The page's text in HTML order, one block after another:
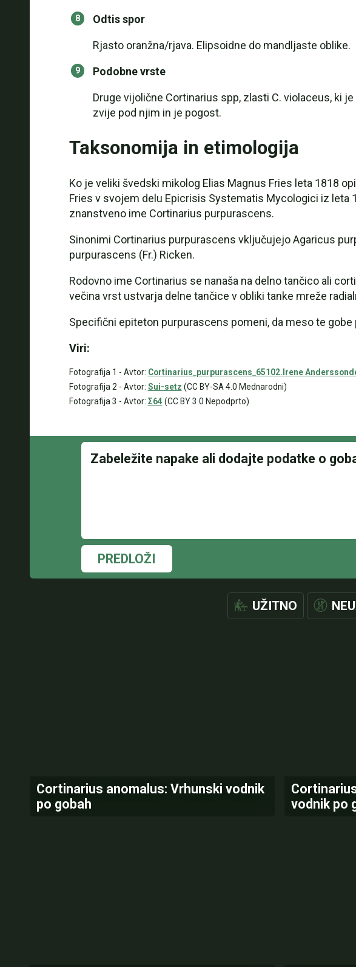
Odtis spor
Rjasto oranžna/rjava. Elipsoidne do mandljaste oblike.
Podobne vrste
Druge vijolične Cortinarius spp, zlasti C. violaceus, ki
zvije pod njim in je pogost.
Taksonomija in etimologija
Ko je veliki švedski mikolog Elias Magnus Fries leta 1818
Fries v svojem delu Epicrisis Systematis Mycologici iz
znanstveno ime Cortinarius purpurascens.
Sinonimi Cortinarius purpurascens vključujejo Agaricus
purpurascens (Fr.) Ricken.
Rodovno ime Cortinarius se nanaša na delno tančico ali
večina vrst ustvarja delne tančice v obliki tanke mreže
Specifični epiteton purpurascens pomeni, da meso te
Viri:
Fotografija 1 - Avtor: Cortinarius_purpurascens_65102.Irene
Fotografija 2 - Avtor: Sui-setz (CC BY-SA 4.0 Mednarodni)
Fotografija 3 - Avtor: Σ64 (CC BY 3.0 Nepodprto)
PREDLOŽI
UŽITNO
Cortinarius anomalus: Vrhunski vodnik
po gobah
vodnik po